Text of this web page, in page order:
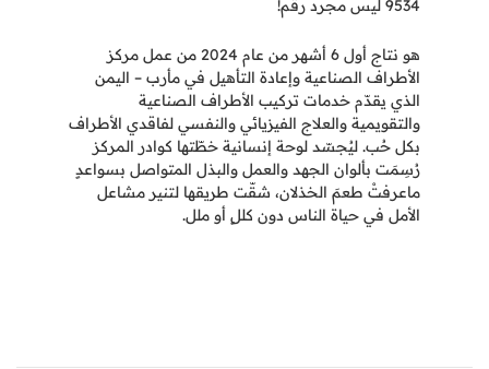
9534 ليس مجرد رقم!
هو نتاج أول 6 أشهر من عام 2024 من عمل مركز
الأطراف الصناعية وإعادة التأهيل في مأرب – اليمن
الذي يقدّم خدمات تركيب الأطراف الصناعية
والتقويمية والعلاج الفيزيائي والنفسي لفاقدي الأطراف
بكل حُب. ليُجسّد لوحة إنسانية خطّتها كوادر المركز
رُسِمَت بألوان الجهد والعمل والبذل المتواصل بسواعدٍ
ماعرفتْ طعمَ الخذلان، شقّت طريقها لتنير مشاعل
الأمل في حياة الناس دون كللٍ أو ملل.